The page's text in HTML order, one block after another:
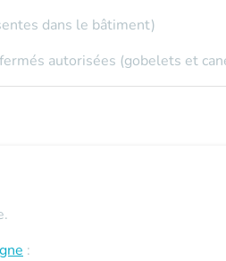
dans le bâtiment)
autorisées (gobelets et
: